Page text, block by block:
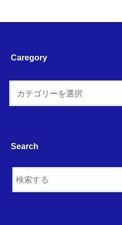
Caregory
Search